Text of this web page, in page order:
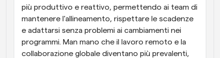
più produttivo e reattivo, permettendo ai team di
mantenere l'allineamento, rispettare le scadenze
e adattarsi senza problemi ai cambiamenti nei
programmi. Man mano che il lavoro remoto e la
collaborazione globale diventano più prevalenti,